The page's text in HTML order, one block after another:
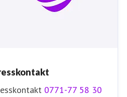
0771-77 58 30